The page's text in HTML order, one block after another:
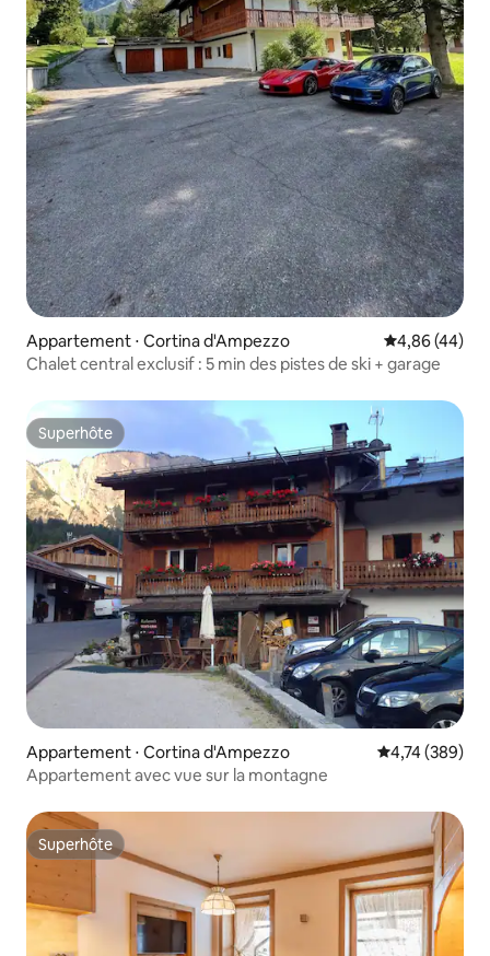
Appartement ⋅ Cortina d'Ampezzo Évaluation
4,86 (44)
Chalet central exclusif : 5 min des pistes de ski + garage
Superhôte
Superhôte
Appartement ⋅ Cortina d'Ampezzo Évaluation
4,74 (389)
Appartement avec vue sur la montagne
Superhôte
Superhôte